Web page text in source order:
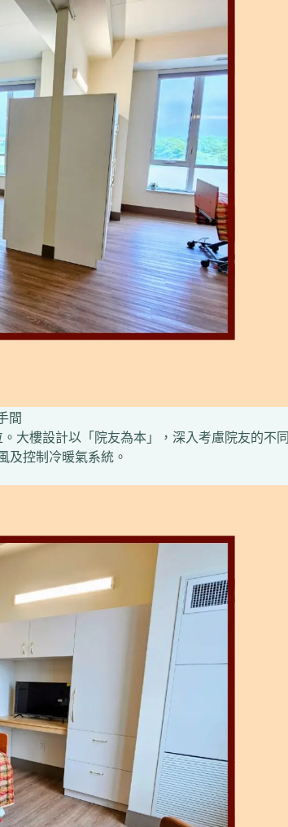
間
大樓設計以「院友為本」，深入考慮院友的不同
及控制冷暖氣系統。